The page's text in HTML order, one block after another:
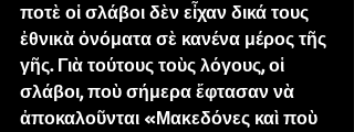
ποτὲ οἱ σλάβοι δὲν εἶχαν δικά τους
ἐθνικὰ ὀνόματα σὲ κανένα μέρος τῆς
γῆς. Γιὰ τούτους τοὺς λόγους, οἱ
σλάβοι, ποὺ σήμερα ἔφτασαν νὰ
ἀποκαλοῦνται «Μακεδόνες καὶ ποὺ